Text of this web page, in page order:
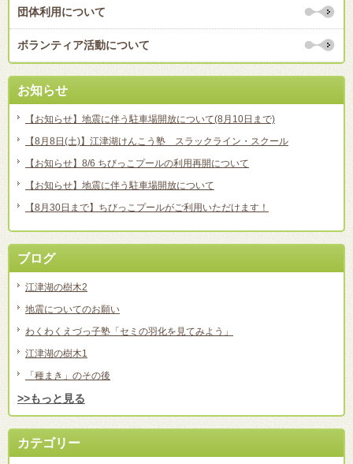
団体利用について
ボランティア活動について
お知らせ
【お知らせ】地震に伴う駐車場開放について(8月10日まで)
【8月8日(土)】江津湖けんこう塾 スラックライン・スクール
【お知らせ】8/6 ちびっこプールの利用再開について
【お知らせ】地震に伴う駐車場開放について
【8月30日まで】ちびっこプールがご利用いただけます！
ブログ
江津湖の樹木2
地震についてのお願い
わくわくえづっ子塾「セミの羽化を見てみよう」
江津湖の樹木1
「種まき」のその後
>>もっと見る
カテゴリー